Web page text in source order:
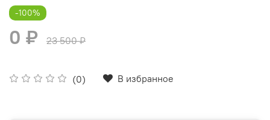
(0) В избранное
-100%
0 ₽ 23 500 ₽